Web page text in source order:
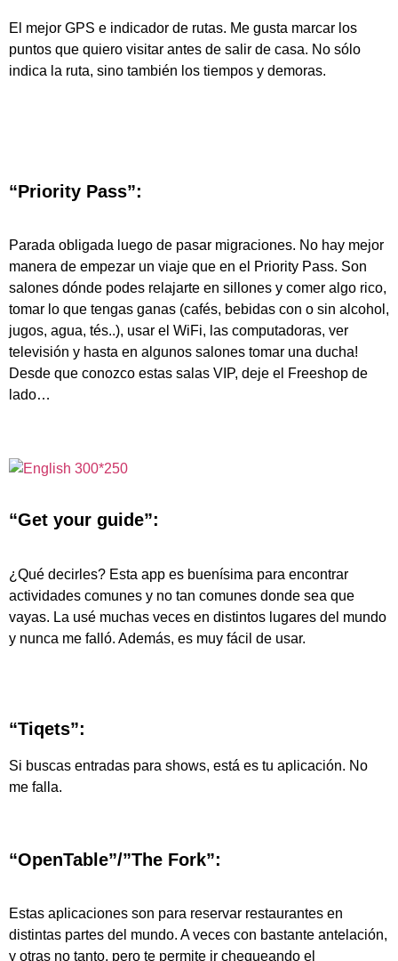
El mejor GPS e indicador de rutas. Me gusta marcar los
puntos que quiero visitar antes de salir de casa. No sólo
indica la ruta, sino también los tiempos y demoras.
“Priority Pass”:
Parada obligada luego de pasar migraciones. No hay mejor
manera de empezar un viaje que en el Priority Pass. Son
salones dónde podes relajarte en sillones y comer algo rico,
tomar lo que tengas ganas (cafés, bebidas con o sin alcohol,
jugos, agua, tés..), usar el WiFi, las computadoras, ver
televisión y hasta en algunos salones tomar una ducha!
Desde que conozco estas salas VIP, deje el Freeshop de
lado…
“Get your guide”:
¿Qué decirles? Esta app es buenísima para encontrar
actividades comunes y no tan comunes donde sea que
vayas. La usé muchas veces en distintos lugares del mundo
y nunca me falló. Además, es muy fácil de usar.
“Tiqets”:
Si buscas entradas para shows, está es tu aplicación. No
me falla.
“OpenTable”/”The Fork”:
Estas aplicaciones son para reservar restaurantes en
distintas partes del mundo. A veces con bastante antelación,
y otras no tanto, pero te permite ir chequeando el